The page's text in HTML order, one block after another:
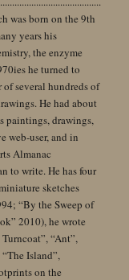
was born on the 9th
years his
the enzyme
he turned to
several hundreds of
He had about
paintings, drawings,
web-user, and in
Almanac
to write. He has four
sketches
“By the Sweep of
2010), he wrote
“Ant”,
Island”,
on the